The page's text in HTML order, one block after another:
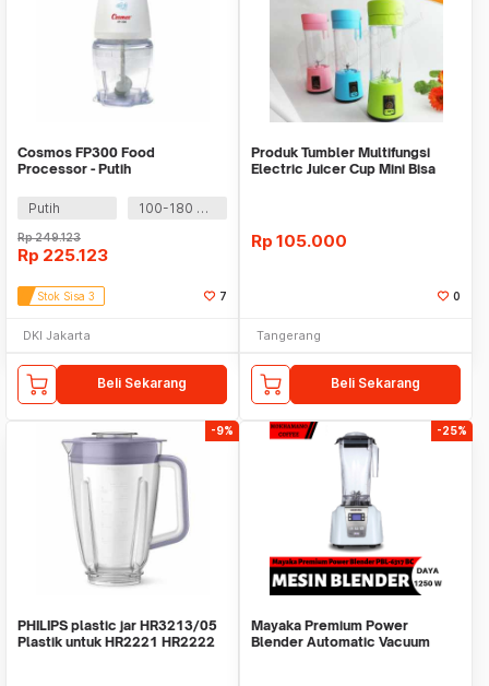
Cosmos FP300 Food
Processor - Putih
Putih 100-180 Watt
Rp249.123
Rp 225.123
Stok Sisa 3 7
DKI Jakarta
Beli Sekarang
Produk Tumbler Multifungsi
Electric Juicer Cup Mini Bisa
Rp 105.000
0
Tangerang
Beli Sekarang
-9%
PHILIPS plastic jar HR3213/05
Plastik untuk HR2221 HR2222
-25%
Mayaka Premium Power
Blender Automatic Vacuum